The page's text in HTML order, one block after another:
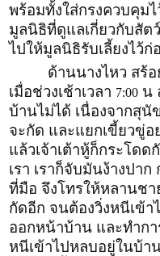
พร้อมทั้งใส่กรงควบคุม
มูลนิธิที่ดูแลเกี่ยวกับสัต
ไปให้มูลนิธิรับเลี้ยงไว้ก่
ด้านนางไหว สร้อ
เมื่อช่วงเช้าเวลา 7:00 น
บ้านไม่ได้ เนื่องจากสุนั
จะกัด และแยกเขี้ยวขู่อ
แล้วเจ้าเต้าหู้ก็กระโด
เรา เราก็จับมันง้างปา
ที่มือ จึงโทรให้หลานช
กัดอีก จนต้องวิ่งหนีเข้
ออกหน้าบ้าน และทำก
หนีเข้าไปหลบอยู่ในบ้า